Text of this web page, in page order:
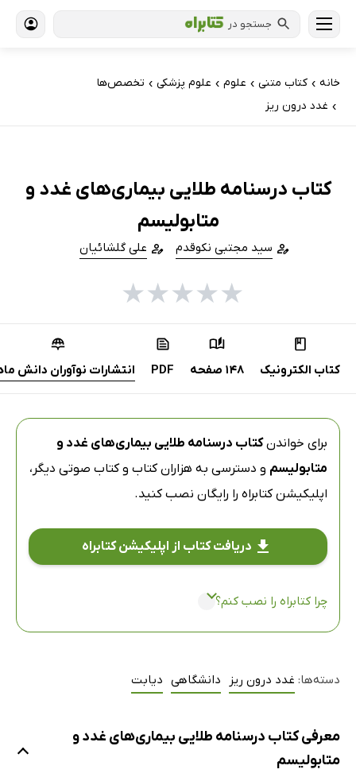
جستجو در
خانه › کتاب‌ متنی › علوم › علوم پزشکی › تخصص‌ها
› غدد درون ریز
کتاب درسنامه طلایی بیماری‌های غدد و
متابولیسم
سید مجتبی نکوقدم علی گلشائیان
★
★
★
★
★
کتاب الکترونیک 148 صفحه PDF انتشارات نوآوران دانش
برای خواندنکتاب درسنامه طلایی بیماری‌های غدد و
متابولیسم و دسترسی به هزاران کتاب و کتاب صوتی دیگر،
اپلیکیشن کتابراه را رایگان نصب کنید.
دریافت کتاب از اپلیکیشن کتابراه
چرا کتابراه را نصب کنم؟
دسته‌ها: غدد درون ریز دانشگاهی دیابت
معرفی کتاب درسنامه طلایی بیماری‌های غدد و
متابولیسم